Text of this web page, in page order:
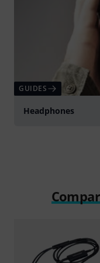
GUIDES
Headphones